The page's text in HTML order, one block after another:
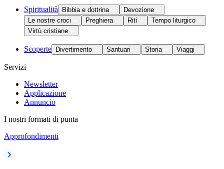
Spiritualità Bibbia e dottrina
Devozione
Le nostre croci
Preghiera Riti
Tempo liturgico
Virtù cristiane
Scoperte Divertimento Santuari Storia Viaggi
Servizi
Newsletter
Applicazione
Annuncio
I nostri formati di punta
Approfondimenti